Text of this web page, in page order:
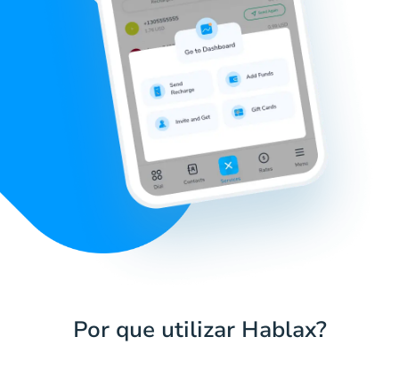
Por que utilizar Hablax?